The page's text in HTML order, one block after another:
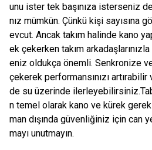
unu ister tek başınıza isterseniz
nız mümkün. Çünkü kişi sayısına
evcut. Ancak takım halinde kano
ek çekerken takım
eniz oldukça önemli. Senkronize
çekerek performansınızı
de su üzerinde
n temel olarak kano ve kürek
man dışında güvenliğiniz için can
mayı unutmayın.